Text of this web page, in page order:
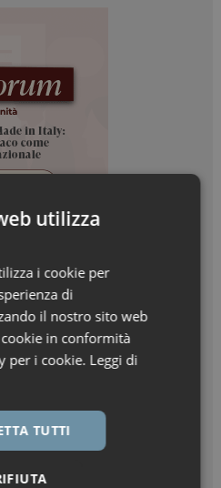
utilizza
i cookie per
di
il nostro sito web
in conformità
per i cookie. Leggi di
TUTTI